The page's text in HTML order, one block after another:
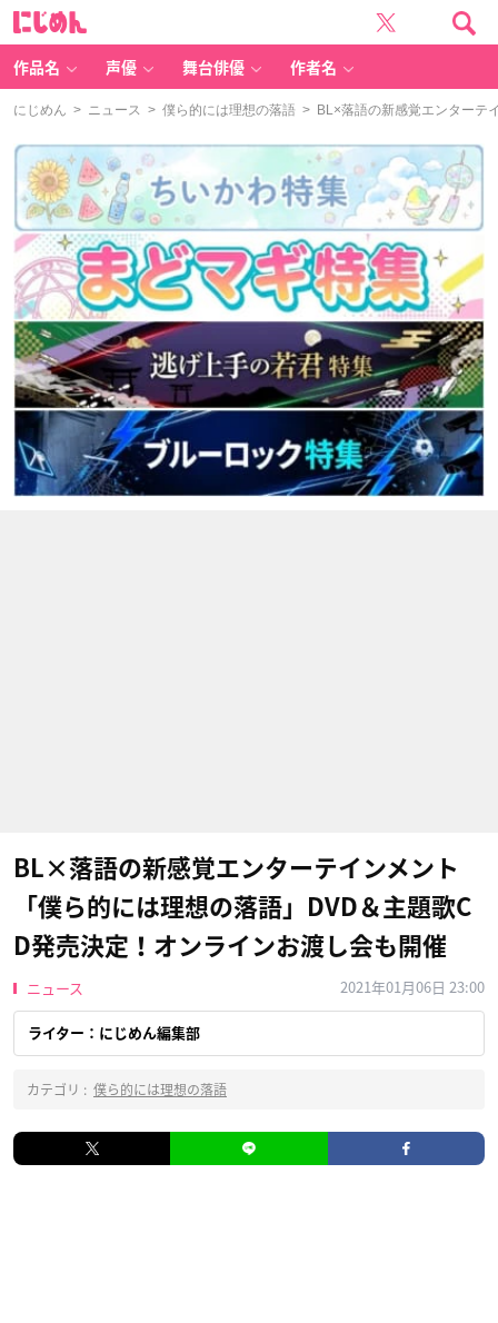
作品名 声優 舞台俳優 作者名
にじめん > ニュース > 僕ら的には理想の落語 > BL×落語の新感覚エンターテ
BL×落語の新感覚エンターテインメント
「僕ら的には理想の落語」DVD＆主題歌C
D発売決定！オンラインお渡し会も開催
ニュース 2021年01月06日 23:00
ライター：にじめん編集部
カテゴリ : 僕ら的には理想の落語